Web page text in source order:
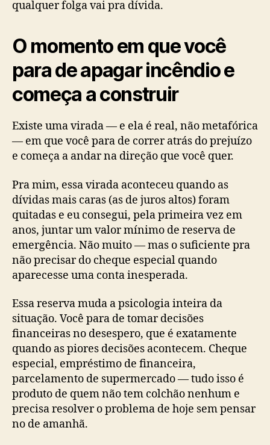
qualquer folga vai pra dívida.
O momento em que você
para de apagar incêndio e
começa a construir
Existe uma virada — e ela é real, não metafórica
— em que você para de correr atrás do prejuízo
e começa a andar na direção que você quer.
Pra mim, essa virada aconteceu quando as
dívidas mais caras (as de juros altos) foram
quitadas e eu consegui, pela primeira vez em
anos, juntar um valor mínimo de reserva de
emergência. Não muito — mas o suficiente pra
não precisar do cheque especial quando
aparecesse uma conta inesperada.
Essa reserva muda a psicologia inteira da
situação. Você para de tomar decisões
financeiras no desespero, que é exatamente
quando as piores decisões acontecem. Cheque
especial, empréstimo de financeira,
parcelamento de supermercado — tudo isso é
produto de quem não tem colchão nenhum e
precisa resolver o problema de hoje sem pensar
no de amanhã.